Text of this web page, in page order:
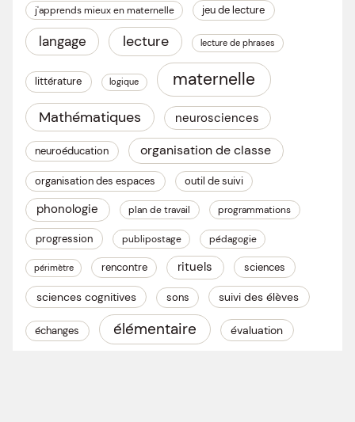
j'apprends mieux en maternelle jeu de lecture
langage lecture lecture de phrases
littérature logique maternelle
Mathématiques neurosciences
neuroéducation organisation de classe
organisation des espaces outil de suivi
phonologie plan de travail programmations
progression publipostage pédagogie
périmètre rencontre rituels sciences
sciences cognitives sons suivi des élèves
échanges élémentaire évaluation